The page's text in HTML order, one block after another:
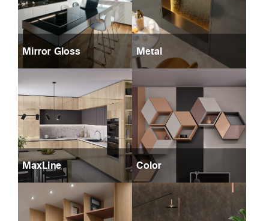
Mirror Gloss Metal
MaxLine Color